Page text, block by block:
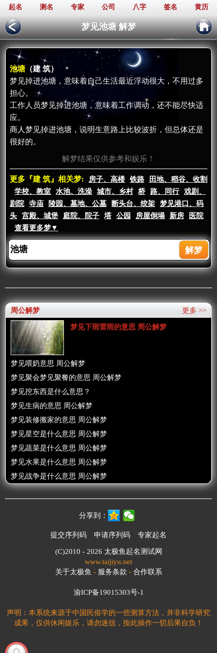
起名 测名 专家 公司 八字 签名 黄历
梦见池塘 解梦
池塘（建 筑）
梦见掉进池塘，意味着自己生活最近浮动很大，不用过多
担心。
工作人员梦见掉进池塘，意味着工作调动，还不能尽快适
应。
商人梦见掉进池塘，说明生意路上比较波折，但总体还是
很好的。
解梦结果仅供参考和娱乐！
更多『建 筑』相关梦: 房子、高楼 铁路
田地、稻谷、收割
学校、教室
水池、洗澡 城市、乡村 桥 路、同行
戏剧、
剧院
寺庙 陵园、墓地、公墓 断头台、绞架
梦见港口、码
头
宫殿、城堡 庭院、院子 塔 公园 房屋倒塌 新房
医院
查看更多梦▼
更多 >>
周公解梦
梦见下雨雷雨的意思 周公解梦
梦见喂奶意思 周公解梦
梦见聚会梦见聚餐的意思 周公解梦
梦见挖东西是什么意思？
梦见生病的意思 周公解梦
梦见装修搬家的意思 周公解梦
梦见星空是什么意思 周公解梦
梦见蔬菜是什么意思 周公解梦
梦见水果是什么意思 周公解梦
梦见战争是什么意思 周公解梦
分享到：
提交序列码 申请序列码 专家起名
(C)2010 - 2026 太极鱼起名测试网
www.taijiyu.net
关于太极鱼 - 服务条款 - 合作联系
渝ICP备19015303号-1
声明：本系统来源于中国民俗学的一些测算方法，并非科学研究
成果，仅供休闲娱乐，请勿迷信，按此操作一切后果自负！